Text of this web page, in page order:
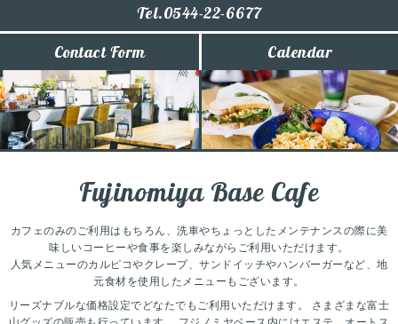
Tel.0544-22-6677
Contact Form
Calendar
Fujinomiya Base Cafe
カフェのみのご利用はもちろん、洗車やちょっとしたメンテナンスの際に美
味しいコーヒーや食事を楽しみながらご利用いただけます。
人気メニューのカルピコやクレープ、サンドイッチやハンバーガーなど、地
元食材を使用したメニューもございます。
リーズナブルな価格設定でどなたでもご利用いただけます。
さまざまな富士